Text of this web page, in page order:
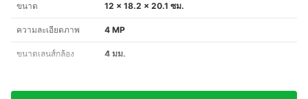
ขนาด 12 x 18.2 x 20.1 ซม.
ความละเอียดภาพ 4 MP
ขนาดเลนส์กล้อง 4 มม.